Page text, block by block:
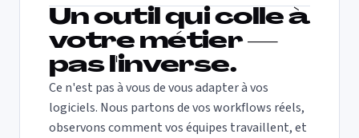
Un outil qui colle à
votre métier —
pas l'inverse.
Ce n'est pas à vous de vous adapter à vos
logiciels. Nous partons de vos workflows réels,
observons comment vos équipes travaillent, et